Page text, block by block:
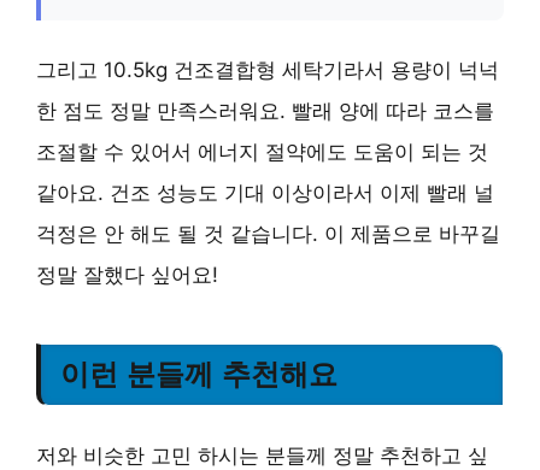
그리고 10.5kg 건조결합형 세탁기라서 용량이 넉넉
한 점도 정말 만족스러워요. 빨래 양에 따라 코스를
조절할 수 있어서 에너지 절약에도 도움이 되는 것
같아요. 건조 성능도 기대 이상이라서 이제 빨래 널
걱정은 안 해도 될 것 같습니다. 이 제품으로 바꾸길
정말 잘했다 싶어요!
이런 분들께 추천해요
저와 비슷한 고민 하시는 분들께 정말 추천하고 싶